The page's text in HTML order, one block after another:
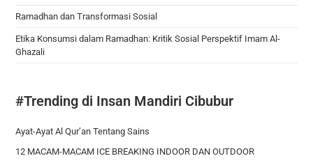
Ramadhan dan Transformasi Sosial
Etika Konsumsi dalam Ramadhan: Kritik Sosial Perspektif Imam Al-
Ghazali
#Trending di Insan Mandiri Cibubur
Ayat-Ayat Al Qur’an Tentang Sains
12 MACAM-MACAM ICE BREAKING INDOOR DAN OUTDOOR